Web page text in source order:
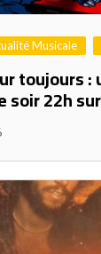
Musicale
toujours
soir 22h